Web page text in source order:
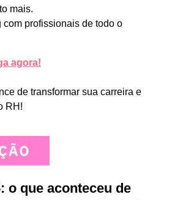
mais.
com profissionais de todo o
agora!
de transformar sua carreira e
RH!
o que aconteceu de